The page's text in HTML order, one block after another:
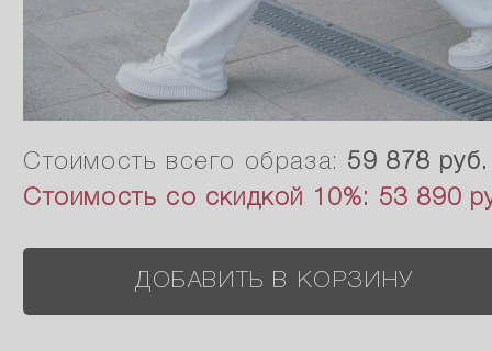
Стоимость всего образа: 59 878 руб.
Стоимость со скидкой 10%: 53 890
ДОБАВИТЬ В КОРЗИНУ